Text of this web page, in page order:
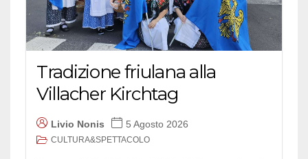
Tradizione friulana alla
Villacher Kirchtag
Livio Nonis 5 Agosto 2026
CULTURA&SPETTACOLO